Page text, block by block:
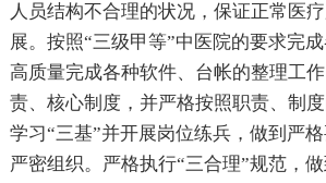
人员结构不合理的状况，保证正常医
展。按照“三级甲等”中医院的要求完
高质量完成各种软件、台帐的整理工
责、核心制度，并严格按照职责、制
学习“三基”并开展岗位练兵，做到严格
严密组织。严格执行“三合理”规范，